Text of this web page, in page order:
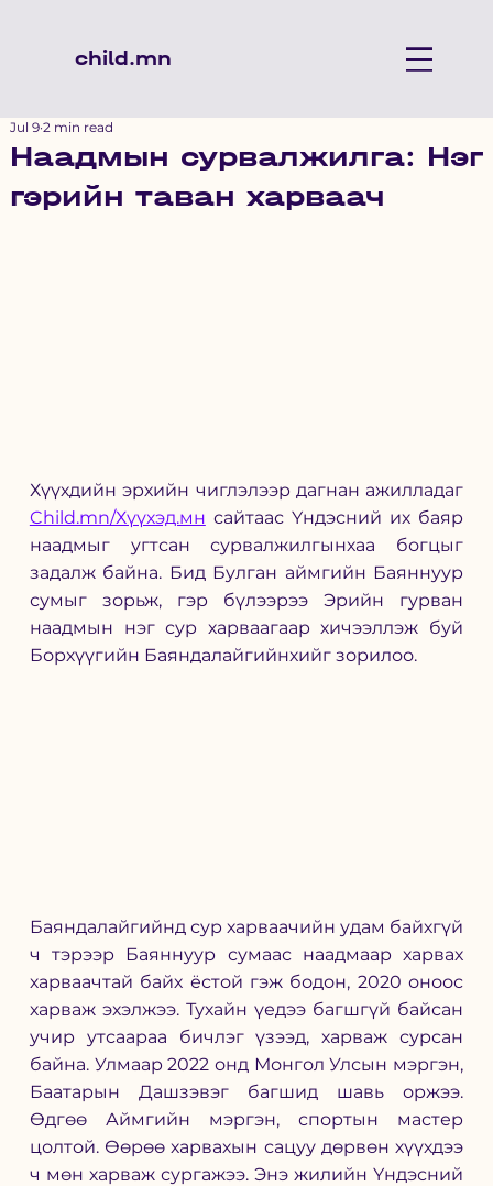
child.mn
Наадмын сурвалжилга: Нэг
гэрийн таван харваач
Jul 9 2 min read
Child.mn/Хүүхэд.мн сайтаас Үндэсний их баяр
наадмыг угтсан сурвалжилгынхаа богцыг
задалж байна. Бид Булган аймгийн Баяннуур
сумыг зорьж, гэр бүлээрээ Эрийн гурван
наадмын нэг сур харваагаар хичээллэж буй
Борхүүгийн Баяндалайгийнхийг зорилоо.
Баяндалайгийнд сур харваачийн удам байхгүй
ч тэрээр Баяннуур сумаас наадмаар харвах
харваачтай байх ёстой гэж бодон, 2020 оноос
харваж эхэлжээ. Тухайн үедээ багшгүй байсан
учир утсаараа бичлэг үзээд, харваж сурсан
байна. Улмаар 2022 онд Монгол Улсын мэргэн,
Баатарын Дашзэвэг багшид шавь оржээ.
Өдгөө Аймгийн мэргэн, спортын мастер
цолтой. Өөрөө харвахын сацуу дөрвөн хүүхдээ
ч мөн харваж сургажээ. Энэ жилийн Үндэсний